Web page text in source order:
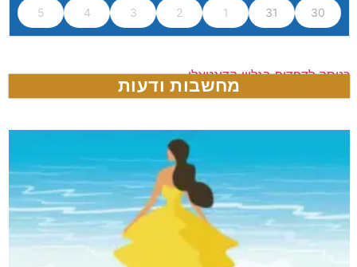
30
31
1
2
3
4
5
כניסה לדפדוף בגליון הדיגטאלי
מחשבות ודעות